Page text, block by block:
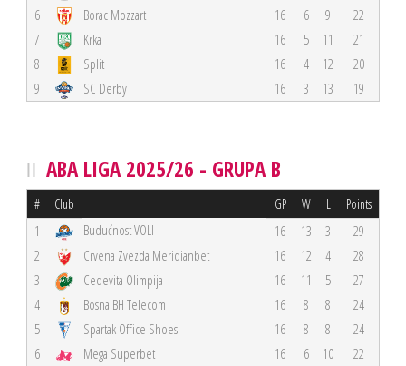
6
Borac Mozzart 16 6 9
22
7
Krka 16 5 11
21
8
Split 16 4 12
20
9
SC Derby 16 3 13 19
ABA LIGA 2025/26 - GRUPA B
# Club GP W L Points
1 Budućnost VOLI 16 13 3
29
2
Crvena Zvezda Meridianbet 16 12 4
28
3
Cedevita Olimpija 16 11 5
27
4
Bosna BH Telecom 16 8 8
24
5
Spartak Office Shoes 16 8 8
24
6
Mega Superbet 16 6 10
22